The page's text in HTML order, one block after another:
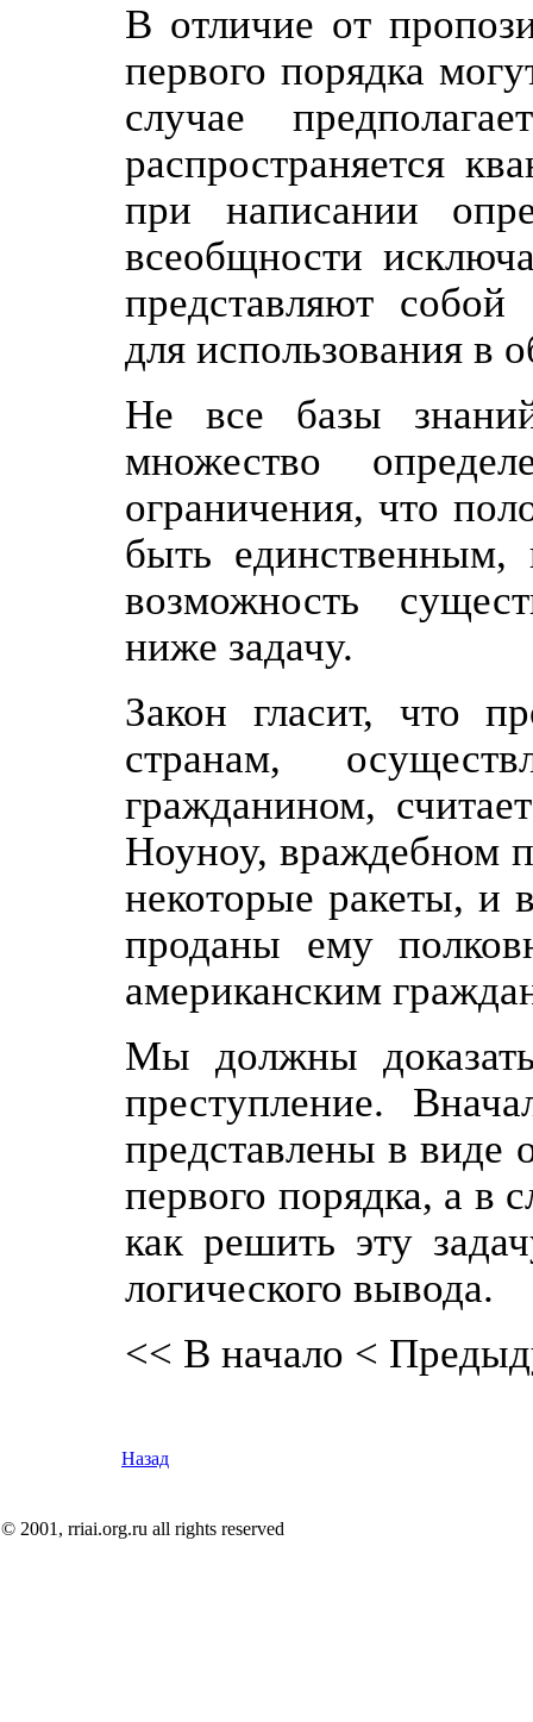
В отличие от
первого порядка
случае
распространяется
при написании
всеобщности
представляют
для использования в
Не все базы
множество
ограничения, что
быть единственным,
возможность
ниже задачу.
Закон гласит, что
странам,
гражданином,
Ноуноу, враждебном
некоторые ракеты, и
проданы ему
американским
Мы должны
преступление.
представлены в виде
первого порядка, а в
как решить эту
логического вывода.
<< В начало <
Назад
© 2001, rriai.org.ru all rights reserved